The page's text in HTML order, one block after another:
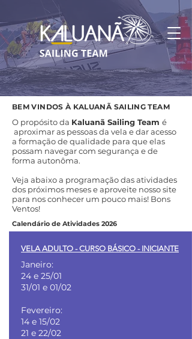
BEM VINDOS À KALUANÃ SAILING TEAM
O propósito da Kaluanã Sailing Team é
aproximar as pessoas da vela e dar acesso
a formação de qualidade para que elas
possam navegar com segurança e de
forma autonôma.
Veja abaixo a programação das atividades
dos próximos meses e aproveite nosso site
para nos conhecer um pouco mais! Bons
Ventos!
Calendário de Atividades 2026
VELA ADULTO - CURSO BÁSICO - INICIANTE
Janeiro:
24 e 25/01
31/01 e 01/02
Fevereiro:
14 e 15/02
21 e 22/02